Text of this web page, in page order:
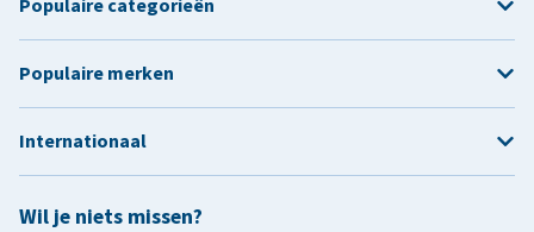
Wil je niets missen?
Populaire categorieën
Populaire merken
Internationaal